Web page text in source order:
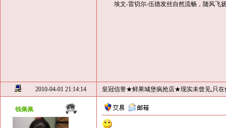
埃文-雷切尔-伍德发丝自然流畅，随风飞
2010-04-01 21:14:14 皇冠信誉★鲜果城堡疯抢店★现实未曾见,只在
钱佩佩